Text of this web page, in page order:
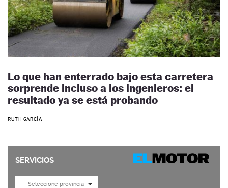
Lo que han enterrado bajo esta carretera
sorprende incluso a los ingenieros: el
resultado ya se está probando
RUTH GARCÍA